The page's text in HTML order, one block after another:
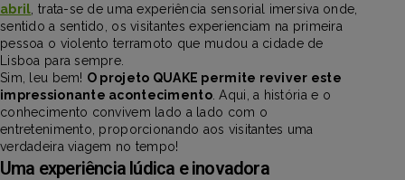
abril , trata-se de uma experiência sensorial imersiva onde,
sentido a sentido, os visitantes experienciam na primeira
pessoa o violento terramoto que mudou a cidade de
Lisboa para sempre.
Sim, leu bem! O projeto QUAKE permite reviver este
impressionante acontecimento. Aqui, a história e o
conhecimento convivem lado a lado com o
entretenimento, proporcionando aos visitantes uma
verdadeira viagem no tempo!
Uma experiência lúdica e inovadora